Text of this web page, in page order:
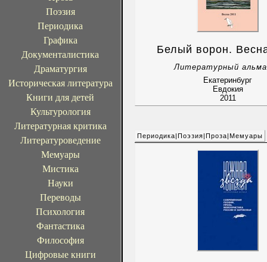
Поэзия
Периодика
Графика
Документалистика
Драматургия
Историческая литература
Книги для детей
Культурология
Литературная критика
Литературоведение
Мемуары
Мистика
Науки
Переводы
Психология
Фантастика
Философия
Цифровые книги
Белый ворон.
Литературный
Екатеринбург
Евдокия
2011
Периодика|Поэзия|Проза|Мемуары